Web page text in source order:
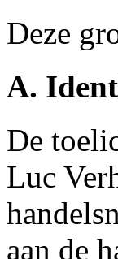
Deze
A.
De
Luc
aan de